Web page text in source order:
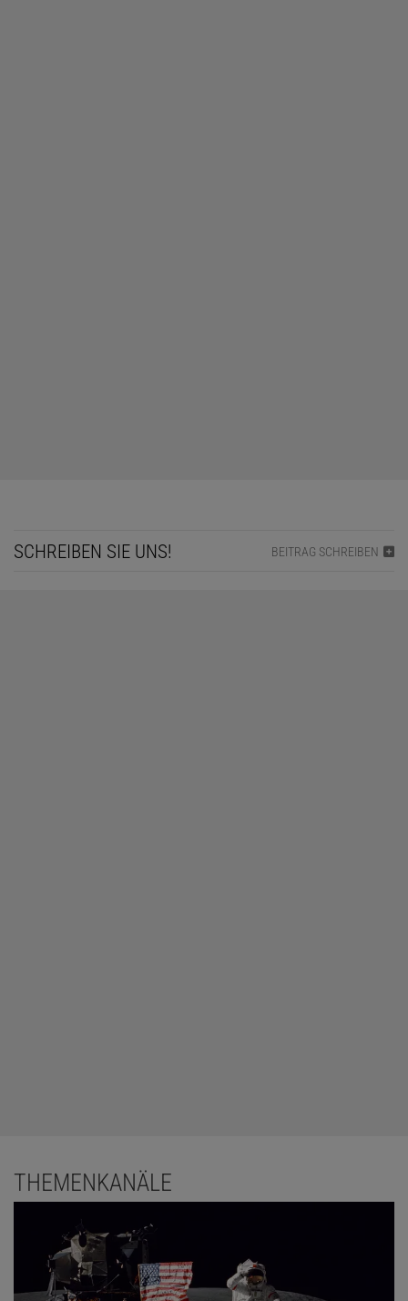
SCHREIBEN SIE UNS! BEITRAG SCHREIBEN
THEMENKANÄLE